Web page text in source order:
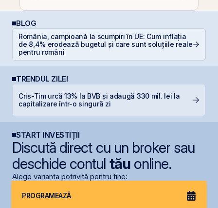
BLOG
România, campioană la scumpiri în UE: Cum inflația
de 8,4% erodează bugetul și care sunt soluțiile reale
pentru români
TRENDUL ZILEI
Cris-Tim urcă 13% la BVB și adaugă 330 mil. lei la
capitalizare într-o singură zi
START INVESTIȚII
Discută direct cu un broker sau
deschide contul tăuonline.
Alege varianta potrivită pentru tine:
PROGRAMEAZĂ